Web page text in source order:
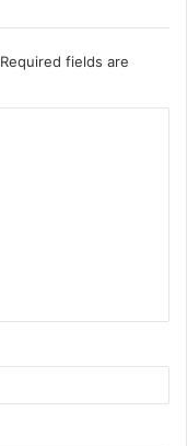
Required fields are